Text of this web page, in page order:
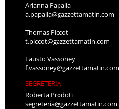
Arianna Papalia
a.papalia@gazzettamatin.com
Thomas Piccot
t.piccot@gazzettamatin.com
Fausto Vassoney
f.vassoney@gazzettamatin.com
SEGRETERIA
Roberta Prodoti
segreteria@gazzettamatin.com